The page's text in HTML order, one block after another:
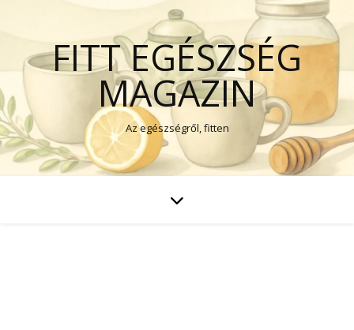
FITT EGÉSZSÉG
MAGAZIN
Az egészségről, fitten